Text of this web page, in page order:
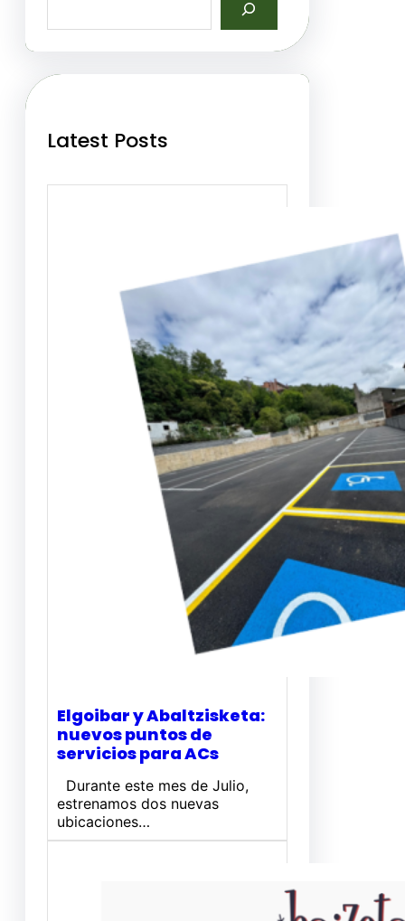
a
h
Latest Posts
Elgoibar y Abaltzisketa:
nuevos puntos de
servicios para ACs
Durante este mes de Julio,
estrenamos dos nuevas
ubicaciones…